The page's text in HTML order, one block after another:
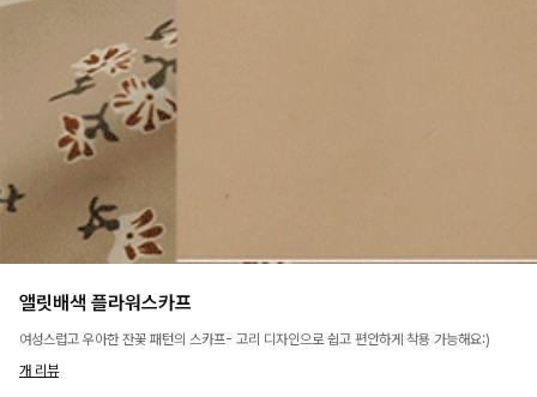
앨릿배색 플라워스카프
여성스럽고 우아한 잔꽃 패턴의 스카프- 고리 디자인으로 쉽고 편안하게 착용 가능해요:)
개 리뷰